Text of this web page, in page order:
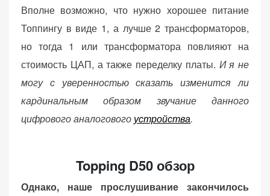
Вполне возможно, что нужно хорошее питание
Топпингу в виде 1, а лучше 2 трансформаторов,
но тогда 1 или трансформатора повлияют на
стоимость ЦАП, а также переделку платы. И я не
могу с уверенностью сказать изменится ли
кардинальным образом звучание данного
цифрового аналогового устройства.
Topping D50 обзор
Однако, наше прослушивание закончилось